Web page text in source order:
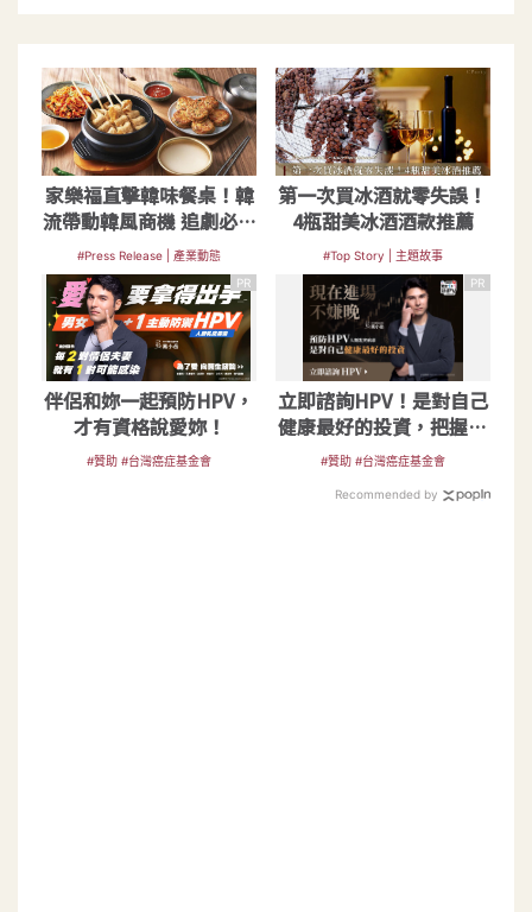
家樂福直擊韓味餐桌！韓
流帶動韓風商機 追劇必備
道地韓食配韓酒
#Press Release | 產業動態
第一次買冰酒就零失誤！
4瓶甜美冰酒酒款推薦
#Top Story | 主題故事
PR
伴侶和妳一起預防HPV，
才有資格說愛妳！
#贊助 #台灣癌症基金會
PR
立即諮詢HPV！是對自己
健康最好的投資，把握現
在不嫌晚！
#贊助 #台灣癌症基金會
Recommended by